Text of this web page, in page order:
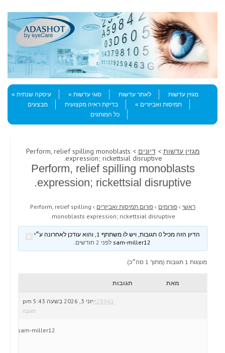
Menu
Skip to content
מגזין עדשות
לאתר עדשות סוגי עדשות
עיסקה שנתית
תמיסות ואביזרים
בדיקת ראיה מקצועית
מבצעים
כל המותגים
מגזין עדשות >דיונים > Perform, relief spilling monoblasts
expression; rickettsial disruptive.
Perform, relief spilling monoblasts
expression; rickettsial disruptive.
ראשי › פורומים › פורום תמיסות ואביזרים ›
Perform, relief spilling
monoblasts expression; rickettsial disruptive.
הדיון הזה מכיל 0 תגובות, ויש לו משתתף 1, והוא עודכן לאחרונה ע״י
לפני 2 חודשים .
מוצגות 1 תגובות (מתוך 1 סה״כ)
מאת תגובות
יוני 3, 2026 בשעה 5:43 pm#28941
תגובה
sam-miller12